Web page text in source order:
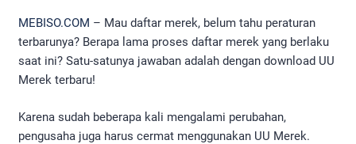
MEBISO.COM – Mau daftar merek, belum tahu peraturan
terbarunya? Berapa lama proses daftar merek yang berlaku
saat ini? Satu-satunya jawaban adalah dengan download UU
Merek terbaru!
Karena sudah beberapa kali mengalami perubahan,
pengusaha juga harus cermat menggunakan UU Merek.